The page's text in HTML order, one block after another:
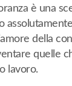
è una
della
quelle
lavoro.